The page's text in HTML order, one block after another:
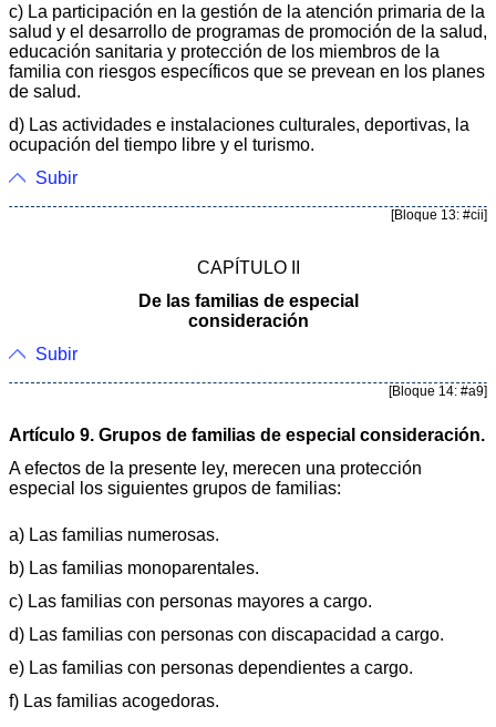
c) La participación en la gestión de la atención primaria de la
salud y el desarrollo de programas de promoción de la salud,
educación sanitaria y protección de los miembros de la
familia con riesgos específicos que se prevean en los planes
de salud.
d) Las actividades e instalaciones culturales, deportivas, la
ocupación del tiempo libre y el turismo.
Subir
[Bloque 13: #cii]
CAPÍTULO II
De las familias de especial
consideración
Subir
[Bloque 14: #a9]
Artículo 9. Grupos de familias de especial consideración.
A efectos de la presente ley, merecen una protección
especial los siguientes grupos de familias:
a) Las familias numerosas.
b) Las familias monoparentales.
c) Las familias con personas mayores a cargo.
d) Las familias con personas con discapacidad a cargo.
e) Las familias con personas dependientes a cargo.
f) Las familias acogedoras.